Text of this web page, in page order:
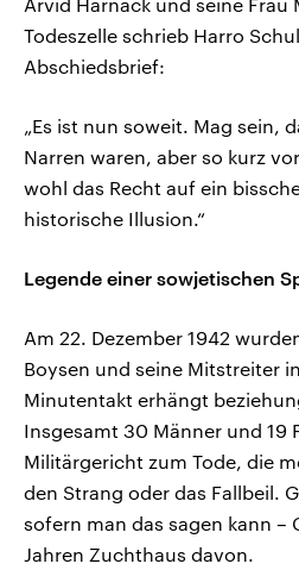
Arvid Harnack und seine Frau
Todeszelle schrieb Harro
Abschiedsbrief:
„Es ist nun soweit. Mag sein,
Narren waren, aber so kurz
wohl das Recht auf ein
historische Illusion.“
Legende einer sowjetischen
Am 22. Dezember 1942
Boysen und seine Mitstreiter
Minutentakt erhängt
Insgesamt 30 Männer und 19
Militärgericht zum Tode, die
den Strang oder das Fallbeil.
sofern man das sagen kann –
Jahren Zuchthaus davon.